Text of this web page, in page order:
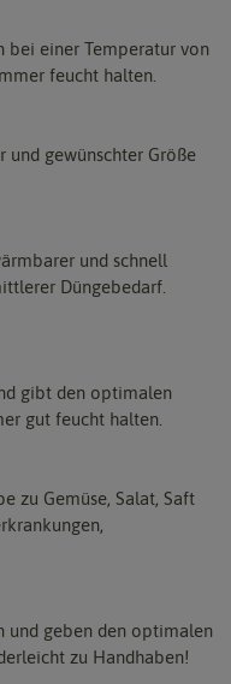
bei einer Temperatur von
feucht halten.
und gewünschter Größe
und schnell
Düngebedarf.
gibt den optimalen
gut feucht halten.
zu Gemüse, Salat, Saft
und geben den optimalen
zu Handhaben!